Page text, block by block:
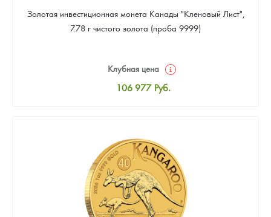
Золотая инвестиционная монета Канады "Кленовый Лист",
7.78 г чистого золота (проба 9999)
Клубная цена
106 977 Руб.
Цена выкупа
95 814 Руб.